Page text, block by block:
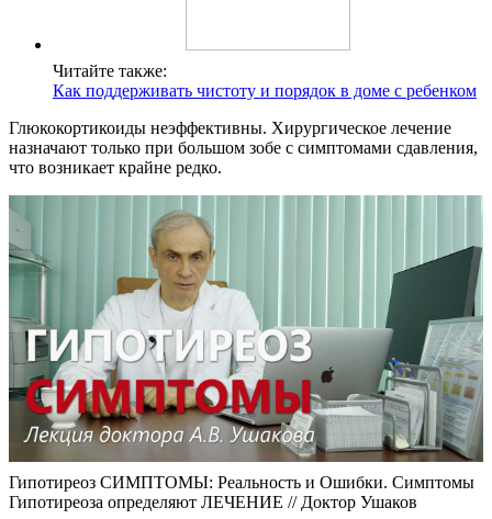
Читайте также:
Как поддерживать чистоту и порядок в доме с ребенком
Глюкокортикоиды неэффективны. Хирургическое лечение
назначают только при большом зобе с симптомами сдавления,
что возникает крайне редко.
Гипотиреоз СИМПТОМЫ: Реальность и Ошибки. Симптомы
Гипотиреоза определяют ЛЕЧЕНИЕ // Доктор Ушаков